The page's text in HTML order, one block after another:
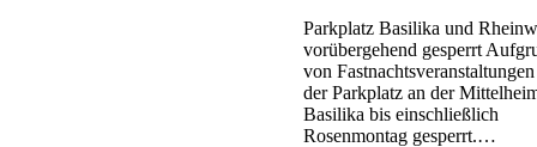
Parkplatz Basilika und
vorübergehend gesperrt
von
der Parkplatz an der
Basilika bis einschließlich
Rosenmontag gesperrt.…